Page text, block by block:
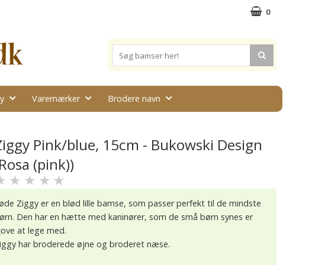
0
Varemærker Brodere navn
Pink/blue, 15cm - Bukowski Design
(pink))
★ ★ ★ ★
Ziggy er en blød lille bamse, som passer perfekt til de mindste
Den har en hætte med kaninører, som de små børn synes er
at lege med.
har broderede øjne og broderet næse.